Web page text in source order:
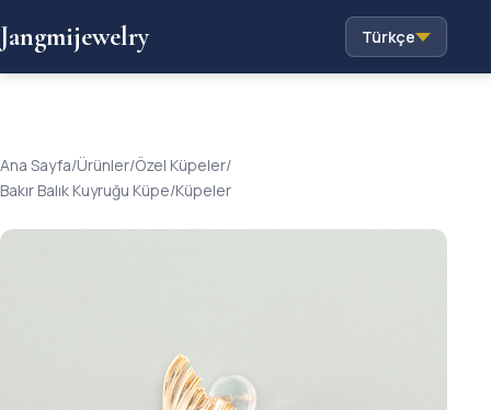
Jangmijewelry Türkçe
Ana Sayfa/Ürünler/Özel Küpeler/
Bakır Balık Kuyruğu Küpe/Küpeler